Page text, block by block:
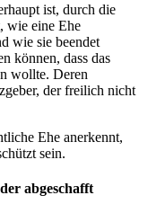
ist, durch die
wie eine Ehe
wie sie beendet
können, dass das
wollte. Deren
der freilich nicht
Ehe anerkennt,
sein.
abgeschafft